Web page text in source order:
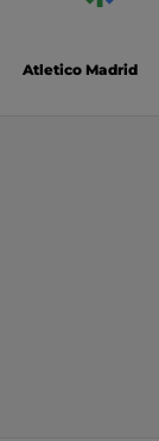
Atletico Madrid